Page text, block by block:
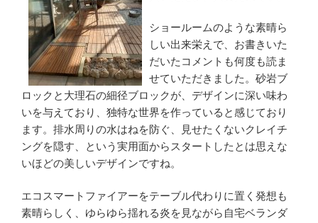
ショールームのような素晴ら
しい出来栄えで、お書きいた
だいたコメントも何度も読ま
せていただきました。砂岩ブ
ロックと大理石の細径ブロックが、デザインに深い味わ
いを与えており、独特な世界を作っていると感じており
ます。排水周りの水はねを防ぐ、見せたくないクレイチ
ングを隠す、という実用面からスタートしたとは思えな
いほどの美しいデザインですね。
エコスマートファイアーをテーブル代わりに置く発想も
素晴らしく、ゆらゆら揺れる炎を見ながら自宅ベランダ